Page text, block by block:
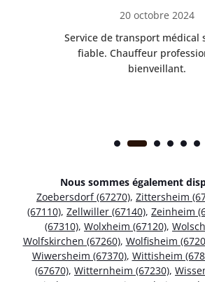
20 octobre 2024
Service de transport médical
fiable. Chauffeur
bienveillant.
Nous sommes également
Zoebersdorf (67270), Zittersheim
(67110), Zellwiller (67140), Zeinheim
(67310), Wolxheim (67120),
Wolfskirchen (67260), Wolfisheim
Wiwersheim (67370), Wittisheim
(67670), Witternheim (67230),